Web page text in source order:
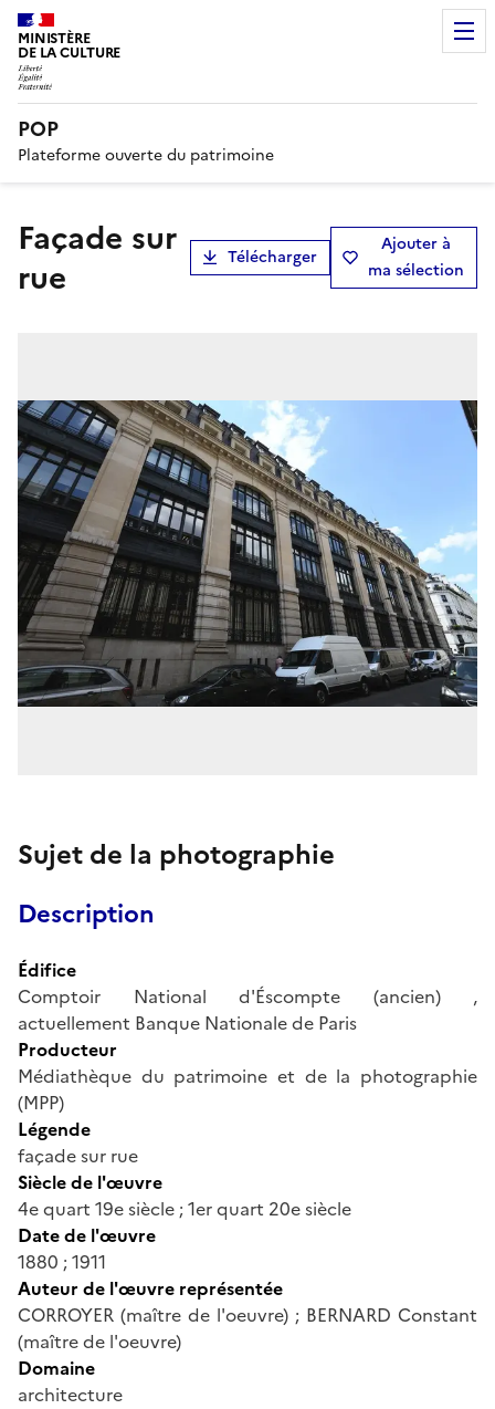
MINISTÈRE
DE LA CULTURE
POP
Plateforme ouverte du patrimoine
façade sur
rue
Télécharger
Ajouter à
ma sélection
Sujet de la photographie
Description
Édifice
Comptoir National d'Éscompte (ancien) ,
actuellement Banque Nationale de Paris
Producteur
Médiathèque du patrimoine et de la photographie
(MPP)
Légende
façade sur rue
Siècle de l'œuvre
4e quart 19e siècle ; 1er quart 20e siècle
Date de l'œuvre
1880 ; 1911
Auteur de l'œuvre représentée
CORROYER (maître de l'oeuvre) ; BERNARD Constant
(maître de l'oeuvre)
Domaine
architecture